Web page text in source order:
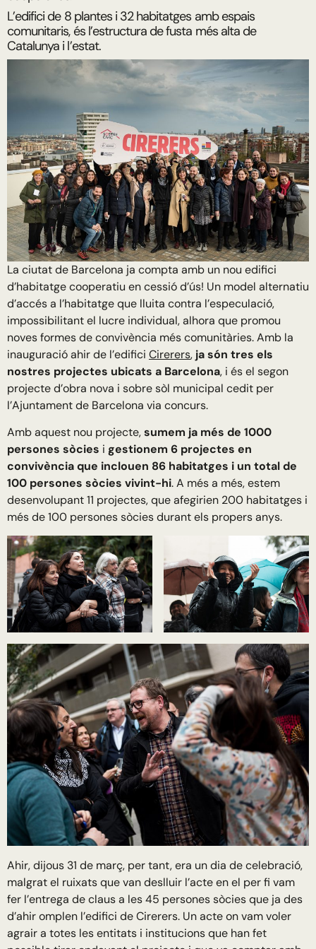
L’edifici de 8 plantes i 32 habitatges amb espais
comunitaris, és l’estructura de fusta més alta de
Catalunya i l’estat.
La ciutat de Barcelona ja compta amb un nou edifici
d’habitatge cooperatiu en cessió d’ús! Un model alternatiu
d’accés a l’habitatge que lluita contra l’especulació,
impossibilitant el lucre individual, alhora que promou
noves formes de convivència més comunitàries. Amb la
inauguració ahir de l’edifici Cirerers, ja són tres els
nostres projectes ubicats a Barcelona, i és el segon
projecte d’obra nova i sobre sòl municipal cedit per
l’Ajuntament de Barcelona via concurs.
Amb aquest nou projecte,sumem ja més de 1000
persones sòcies i gestionem 6 projectes en
convivència que inclouen 86 habitatges i un total de
100 persones sòcies vivint-hi. A més a més, estem
desenvolupant 11 projectes, que afegirien 200 habitatges i
més de 100 persones sòcies durant els propers anys.
Ahir, dijous 31 de març, per tant, era un dia de celebració,
malgrat el ruixats que van deslluir l’acte en el per fi vam
fer l’entrega de claus a les 45 persones sòcies que ja des
d’ahir omplen l’edifici de Cirerers. Un acte on vam voler
agrair a totes les entitats i institucions que han fet